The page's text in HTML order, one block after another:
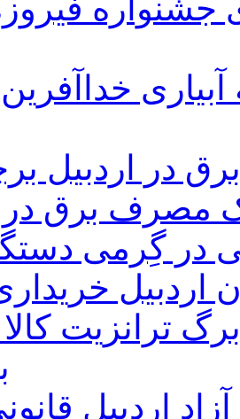
خداآفرین
مصرف برق در
در گِرمی
اردبیل
کالا
اردبیل